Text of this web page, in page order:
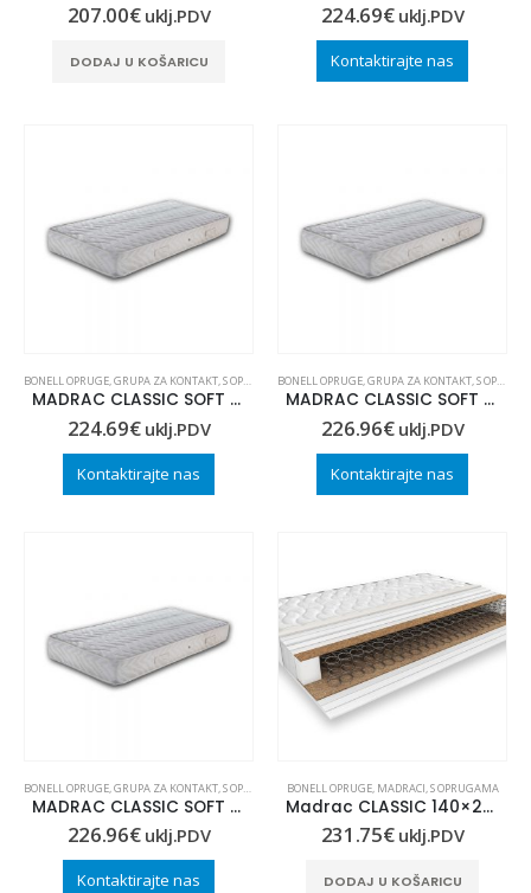
207.00€ uklj.PDV
DODAJ U KOŠARICU
224.69€ uklj.PDV
Kontaktirajte nas
BONELL OPRUGE,GRUPA ZA KONTAKT,S OPRUGAMA
MADRAC CLASSIC SOFT 90×210
224.69€ uklj.PDV
Kontaktirajte nas
BONELL OPRUGE,GRUPA ZA KONTAKT,S OPRUGAMA
MADRAC CLASSIC SOFT 100×190
226.96€ uklj.PDV
Kontaktirajte nas
BONELL OPRUGE,GRUPA ZA KONTAKT,S OPRUGAMA
MADRAC CLASSIC SOFT 100×200
226.96€ uklj.PDV
Kontaktirajte nas
BONELL OPRUGE, MADRACI,S OPRUGAMA
Madrac CLASSIC 140×200
231.75€ uklj.PDV
DODAJ U KOŠARICU